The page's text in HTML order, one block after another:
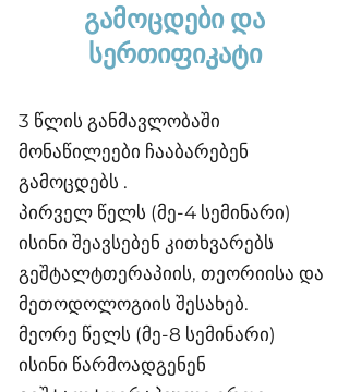
გამოცდები და
სერთიფიკატი
3 წლის განმავლობაში
მონაწილეები ჩააბარებენ
გამოცდებს .
პირველ წელს (მე-4 სემინარი)
ისინი შეავსებენ კითხვარებს
გეშტალტთერაპიის, თეორიისა და
მეთოდოლოგიის შესახებ.
მეორე წელს (მე-8 სემინარი)
ისინი წარმოადგენენ